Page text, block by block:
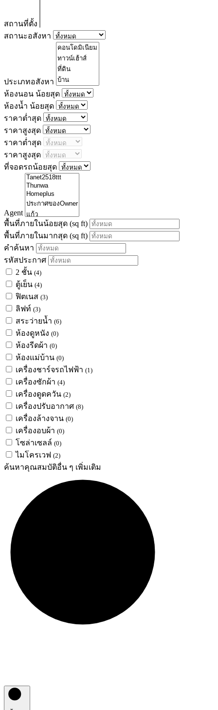
สถานที่ตั้ง
สถานะอสังหา
ประเภทอสังหา
ห้องนอน น้อยสุด
ห้องน้ำ น้อยสุด
ราคาต่ำสุด
ราคาสูงสุด
ราคาต่ำสุด
ราคาสูงสุด
ที่จอดรถน้อยสุด
Agent
พื้นที่ภายในน้อยสุด (sq ft)
พื้นที่ภายในมากสุด (sq ft)
คำค้นหา
รหัสประกาศ
2 ชั้น (4)
ตู้เย็น (4)
ฟิตเนส (3)
ลิฟท์ (3)
สระว่ายน้ำ (6)
ห้องดูหนัง (0)
ห้องรีดผ้า (0)
ห้องแม่บ้าน (0)
เครื่องชาร์จรถไฟฟ้า (1)
เครื่องซักผ้า (4)
เครื่องดูดควัน (2)
เครื่องปรับอากาศ (8)
เครื่องล้างจาน (0)
เครื่องอบผ้า (0)
โซล่าเซลล์ (0)
ไมโครเวฟ (2)
ค้นหาคุณสมบัติอื่น ๆ เพิ่มเติม